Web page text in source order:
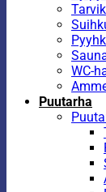
WC-
Puutarha